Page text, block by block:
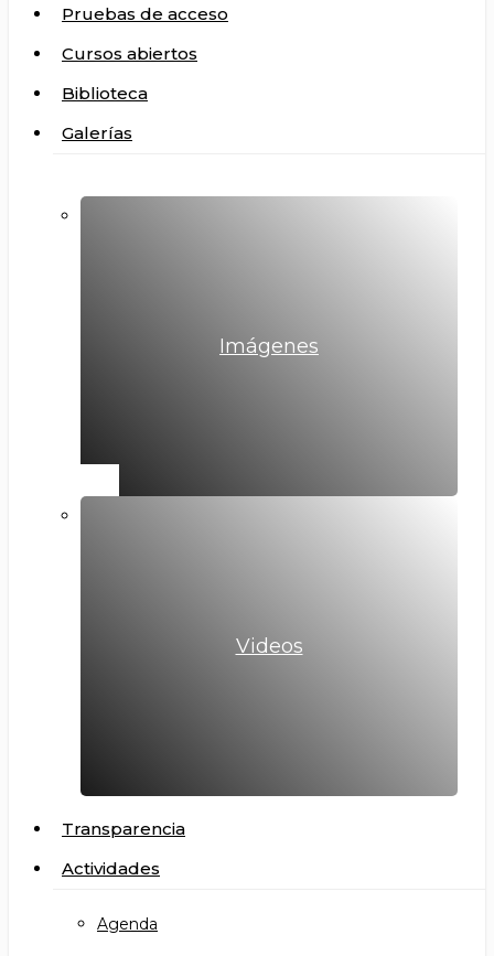
Pruebas de acceso
Cursos abiertos
Biblioteca
Galerías
Imágenes
Videos
Transparencia
Actividades
Agenda